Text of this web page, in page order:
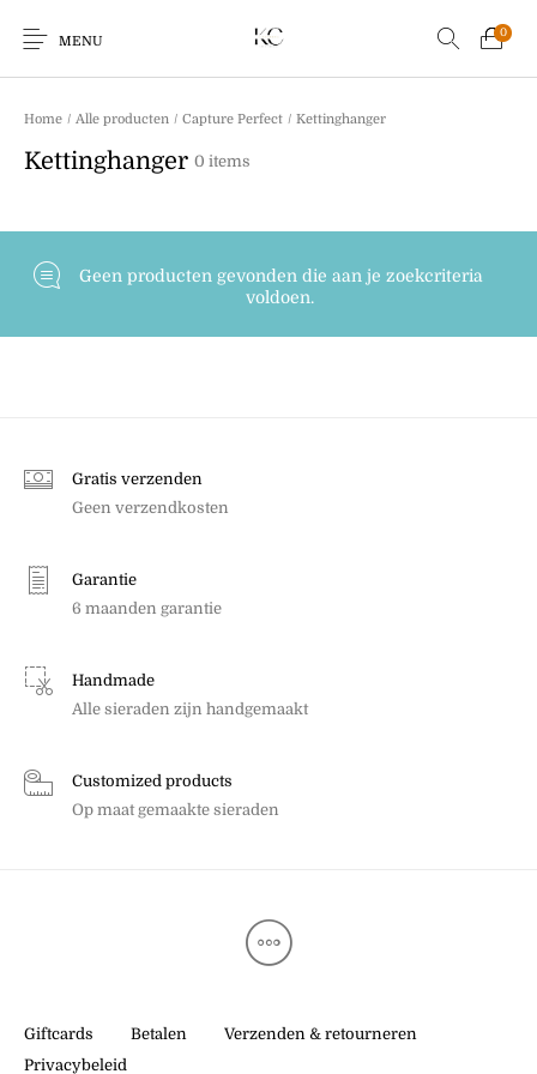
MENU
0
Earrings Bracelets Ringen Kids
Home / Alle producten / Capture Perfect / Kettinghanger
Kettinghanger 0 items
Geen producten gevonden die aan je zoekcriteria
voldoen.
Gratis verzenden
Geen verzendkosten
Garantie
6 maanden garantie
Handmade
Alle sieraden zijn handgemaakt
Customized products
Op maat gemaakte sieraden
Giftcards Betalen
Verzenden & retourneren
Privacybeleid